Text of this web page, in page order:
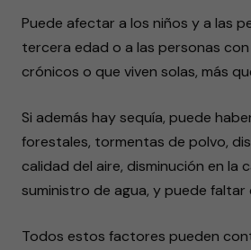
Puede afectar a los niños y a las
tercera edad o a las personas
crónicos o que viven solas, más
Si además hay sequía, puede
forestales, tormentas de polvo,
calidad del aire, disminución en la
suministro de agua, y puede faltar
Todos estos factores pueden